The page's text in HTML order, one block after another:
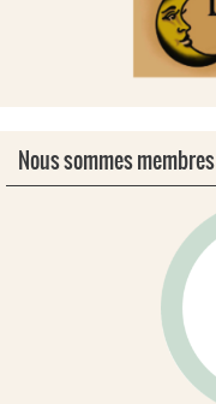
Nous sommes membres